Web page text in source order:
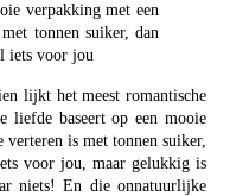
verpakking met een
tonnen suiker, dan
iets voor jou
lijkt het meest romantische
liefde baseert op een mooie
is met tonnen suiker,
voor jou, maar gelukkig is
niets! En die onnatuurlijke